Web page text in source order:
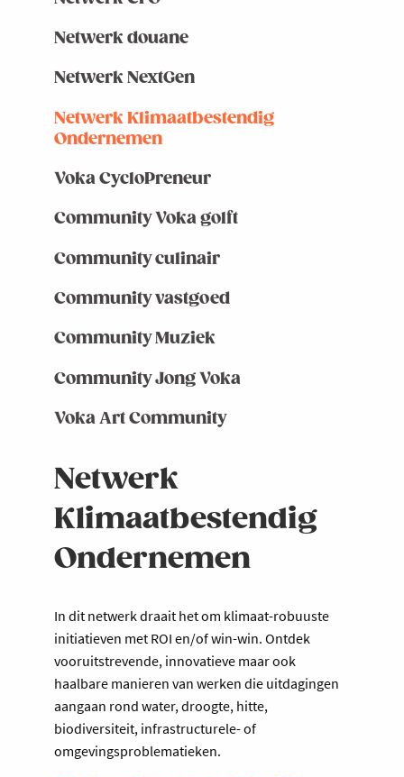
Netwerk douane
Netwerk NextGen
Netwerk Klimaatbestendig
Ondernemen
Voka CycloPreneur
Community Voka golft
Community culinair
Community vastgoed
Community Muziek
Community Jong Voka
Voka Art Community
Netwerk
Klimaatbestendig
Ondernemen
In dit netwerk draait het om klimaat-robuuste
initiatieven met ROI en/of win-win. Ontdek
vooruitstrevende, innovatieve maar ook
haalbare manieren van werken die uitdagingen
aangaan rond water, droogte, hitte,
biodiversiteit, infrastructurele- of
omgevingsproblematieken.